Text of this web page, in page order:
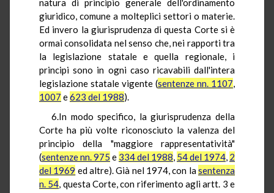
natura di principio generale dell'ordinamento
giuridico, comune a molteplici settori o materie.
Ed invero la giurisprudenza di questa Corte si è
ormai consolidata nel senso che, nei rapporti tra
la legislazione statale e quella regionale, i
principi sono in ogni caso ricavabili dall'intera
legislazione statale vigente (sentenze nn. 1107,
1007 e623 del 1988).
6.In modo specifico, la giurisprudenza della
Corte ha più volte riconosciuto la valenza del
principio della "maggiore rappresentatività"
(sentenze nn. 975 e 334 del 1988, 54 del 1974, 2
del 1969 ed altre). Già nel 1974, con lasentenza
n. 54, questa Corte, con riferimento agli artt. 3 e